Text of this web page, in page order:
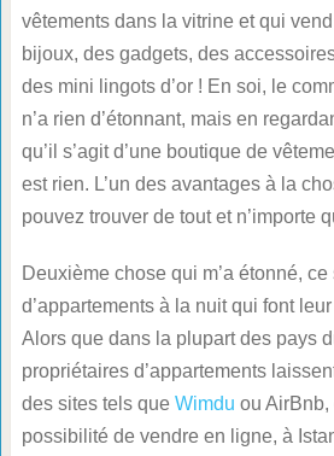
vêtements dans la vitrine et qui
bijoux, des gadgets, des
des mini lingots d’or ! En soi, le
n’a rien d’étonnant, mais en
qu’il s’agit d’une boutique de
est rien. L’un des avantages à la
pouvez trouver de tout et n’importe
Deuxième chose qui m’a étonné,
d’appartements à la nuit qui font
Alors que dans la plupart des pays
propriétaires d’appartements
des sites tels que Wimdu ou
possibilité de vendre en ligne, à